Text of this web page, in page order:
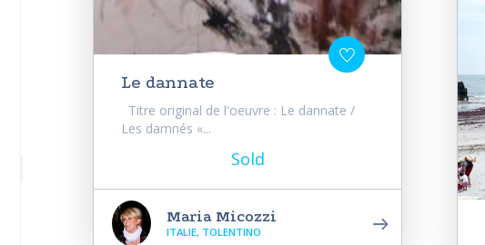
Le dannate
Titre original de l'oeuvre : Le dannate /
Les damnés «...
Sold
Maria Micozzi
ITALIE, TOLENTINO